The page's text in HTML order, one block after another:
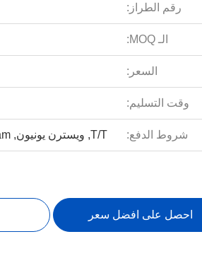
رقم الطراز:
الـ MOQ:
السعر:
وقت التسليم:
شروط الدفع: T/T, ويسترن يونيون, MoneyGram, باي بال
احصل على افضل سعر